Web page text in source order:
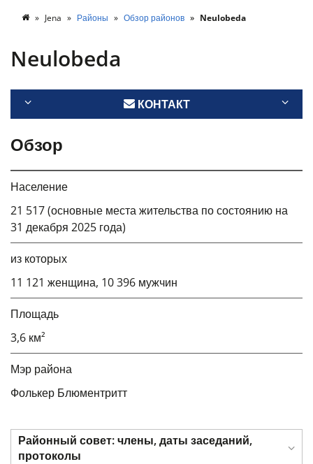
Jena Районы Обзор районов Neulobeda
Neulobeda
КОНТАКТ
Обзор
Население
21 517 (основные места жительства по состоянию на
31 декабря 2025 года)
из которых
11 121 женщина, 10 396 мужчин
Площадь
3,6 км²
Мэр района
Фолькер Блюментритт
Районный совет: члены, даты заседаний,
протоколы